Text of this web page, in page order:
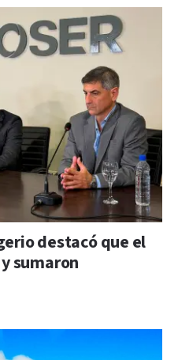
destacó que el
sumaron